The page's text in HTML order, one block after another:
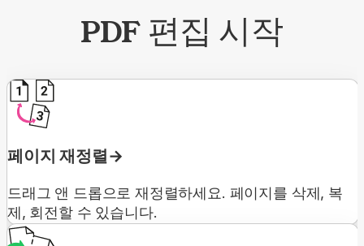
PDF 편집 시작
페이지 재정렬
드래그 앤 드롭으로 재정렬하세요. 페이지를 삭제, 복
제, 회전할 수 있습니다.